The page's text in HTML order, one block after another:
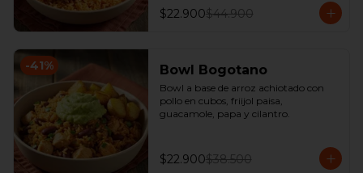
$22.900$44.900
-41% Bowl Bogotano
Bowl a base de arroz achiotado con
pollo en cubos, friijol paisa,
guacamole, papa y cilantro.
$22.900$38.500